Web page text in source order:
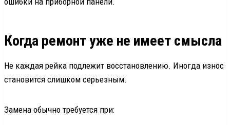
Когда ремонт уже не имеет смысла
Не каждая рейка подлежит восстановлению. Иногда износ
становится слишком серьезным.
Замена обычно требуется при: